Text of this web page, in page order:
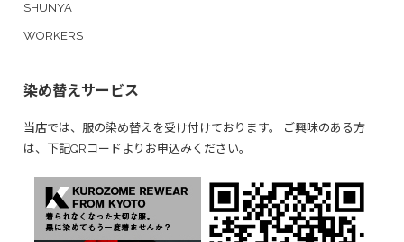
SHUNYA
WORKERS
染め替えサービス
当店では、服の染め替えを受け付けております。 ご興味のある方
は、下記QRコードよりお申込みください。